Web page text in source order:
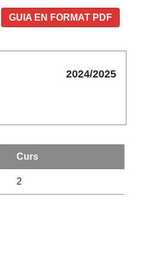
GUIA EN FORMAT PDF
2024/2025
Curs
2